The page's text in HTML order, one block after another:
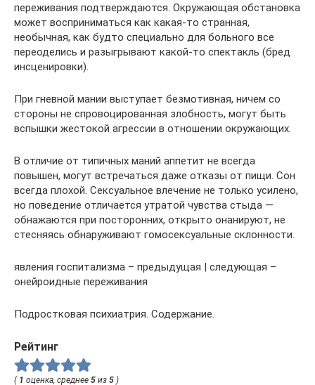
переживания подтверждаются. Окружающая обстановка
может восприниматься как какая-то странная,
необычная, как будто специально для больного все
переоделись и разыгрывают какой-то спектакль (бред
инсценировки).
При гневной мании выступает безмотивная, ничем со
сторо­ны не спровоцированная злобность, могут быть
вспышки жестокой агрессии в отношении окружающих.
В отличие от типичных маний аппетит не всегда
повышен, могут встречаться даже отказы от пищи. Сон
всегда плохой. Сексуальное влечение не только усилено,
но поведение отли­чается утратой чувства стыда —
обнажаются при посторонних, открыто онанируют, не
стесняясь обнаруживают гомосексуальные склонности.
явления госпитализма – предыдущая | следующая –
онейроидные переживания
Подростковая психиатрия. Содержание.
Рейтинг
( 1 оценка, среднее 5 из 5 )